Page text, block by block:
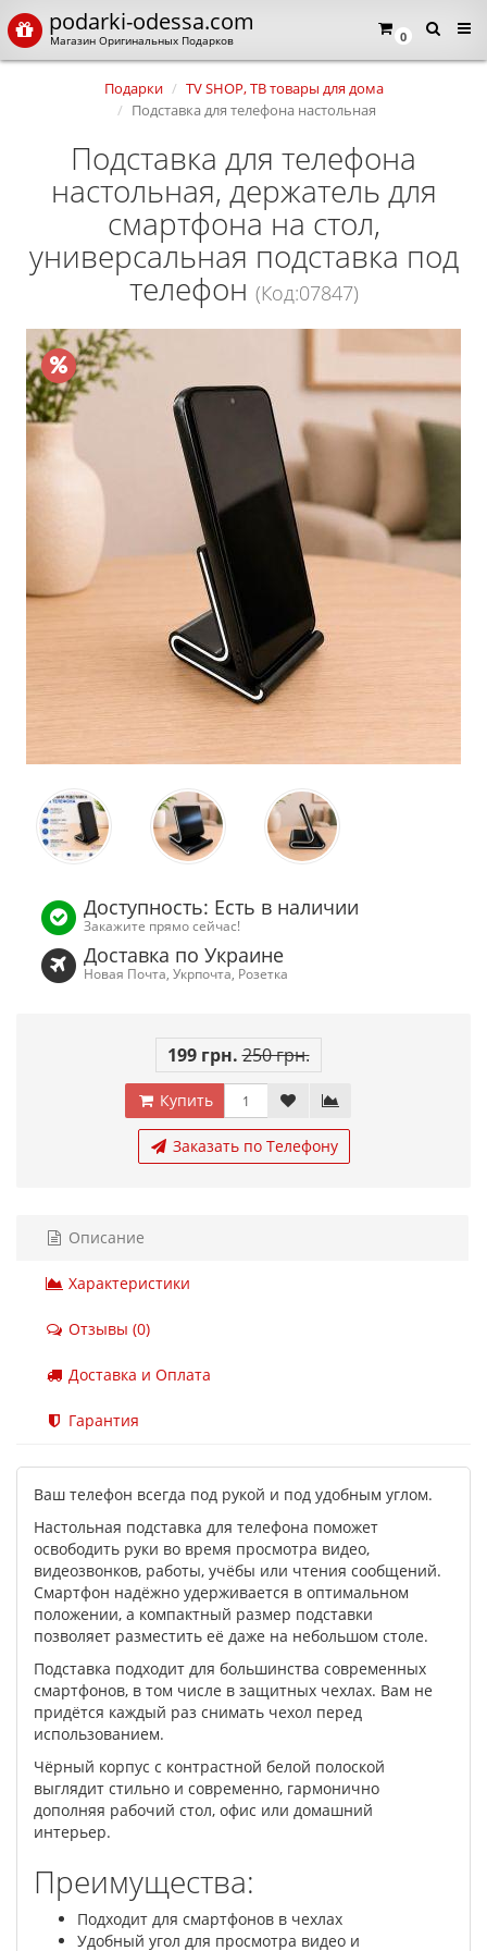
0
podarki-odessa.com
Магазин Оригинальных Подарков
Подарки
TV SHOP, ТВ товары для дома
Подставка для телефона настольная
Подставка для телефона
настольная, держатель для
смартфона на стол,
универсальная подставка под
телефон (Код:07847)
Доступность: Есть в наличии
Закажите прямо сейчас!
Доставка по Украине
Новая Почта, Укрпочта, Розетка
199 грн. 250 грн.
Купить
Заказать по Телефону
Описание
Характеристики
Отзывы (0)
Доставка и Оплата
Гарантия
Ваш телефон всегда под рукой и под удобным углом.
Настольная подставка для телефона поможет
освободить руки во время просмотра видео,
видеозвонков, работы, учёбы или чтения сообщений.
Смартфон надёжно удерживается в оптимальном
положении, а компактный размер подставки
позволяет разместить её даже на небольшом столе.
Подставка подходит для большинства современных
смартфонов, в том числе в защитных чехлах. Вам не
придётся каждый раз снимать чехол перед
использованием.
Чёрный корпус с контрастной белой полоской
выглядит стильно и современно, гармонично
дополняя рабочий стол, офис или домашний
интерьер.
Преимущества:
Подходит для смартфонов в чехлах
Удобный угол для просмотра видео и